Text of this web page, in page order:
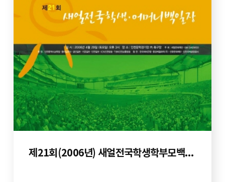
제21회(2006년) 새얼전국학생학부모백일장